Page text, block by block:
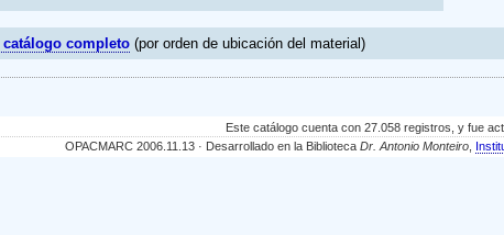
catálogo completo (por orden de ubicación del material)
Este catálogo cuenta con 27.058 registros, y fue
OPACMARC 2006.11.13 · Desarrollado en la Biblioteca Dr. Antonio Monteiro